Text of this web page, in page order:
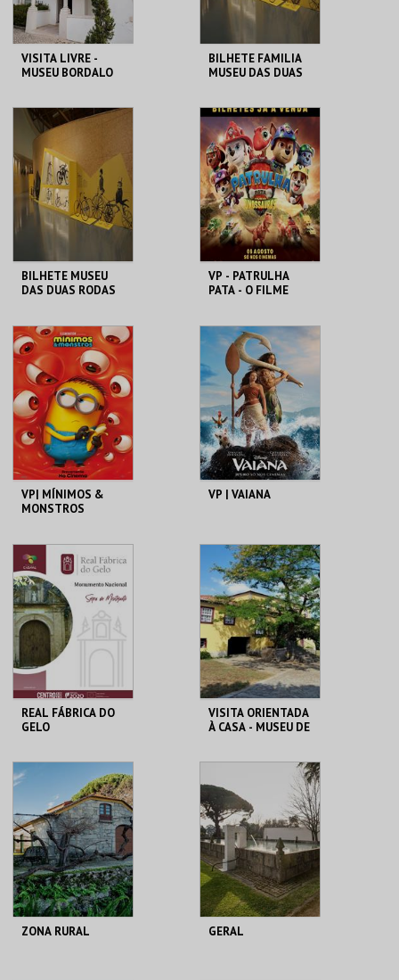
VISITA LIVRE -
MUSEU BORDALO
MUSEU BORDALO
PINHEIRO
MAIS INFO
COMPRAR
BILHETE FAMILIA
MUSEU DAS DUAS
M2R
MAIS INFO
COMPRAR
BILHETE MUSEU
DAS DUAS RODAS
M2R
MAIS INFO
COMPRAR
VP - PATRULHA
PATA - O FILME
CINEMAS CINEMAX
PENAFIEL
MAIS INFO
COMPRAR
VP| MÍNIMOS &
MONSTROS
CINEMAS CINEMAX
PENAFIEL
MAIS INFO
COMPRAR
VP | VAIANA
CINEMAS CINEMAX
PENAFIEL
MAIS INFO
COMPRAR
REAL FÁBRICA DO
GELO
REAL FÁBRICA DO
MAIS INFO
COMPRAR
VISITA ORIENTADA
À CASA - MUSEU DE
MUSEU CAMILO
MAIS INFO
COMPRAR
ZONA RURAL GERAL